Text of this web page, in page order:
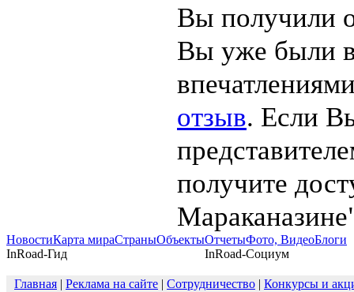
Вы получили
Вы уже были
отзыв. Если
получите
НовостиКарта мираСтраныОбъектыОтчетыФото, ВидеоБлоги
InRoad-Гид
InRoad-Социум
Главная | Реклама на сайте | Сотрудничество | Конкурсы и